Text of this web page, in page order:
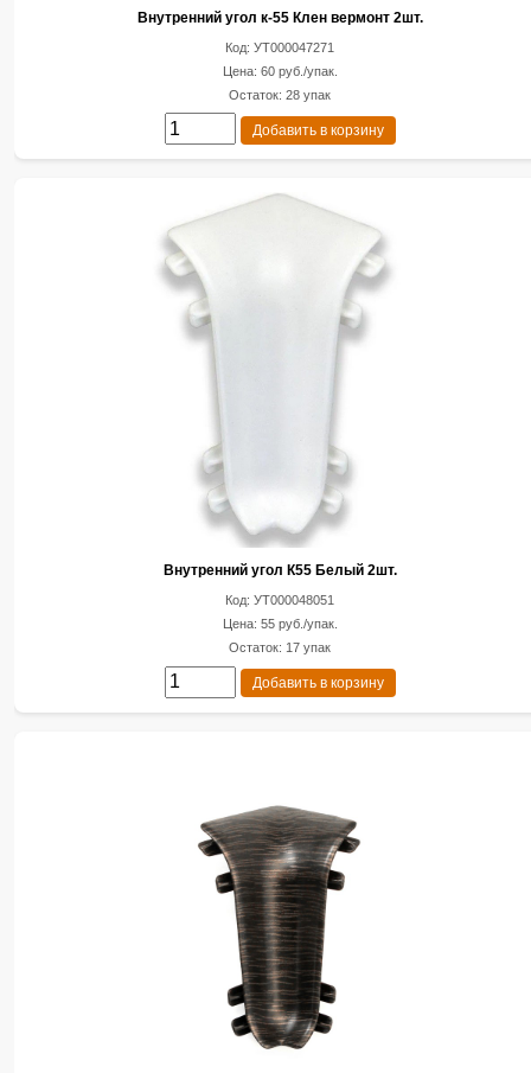
Внутренний угол к-55 Клен вермонт 2шт.
Код: УТ000047271
Цена: 60 руб./упак.
Остаток: 28 упак
Добавить в корзину
Внутренний угол К55 Белый 2шт.
Код: УТ000048051
Цена: 55 руб./упак.
Остаток: 17 упак
Добавить в корзину